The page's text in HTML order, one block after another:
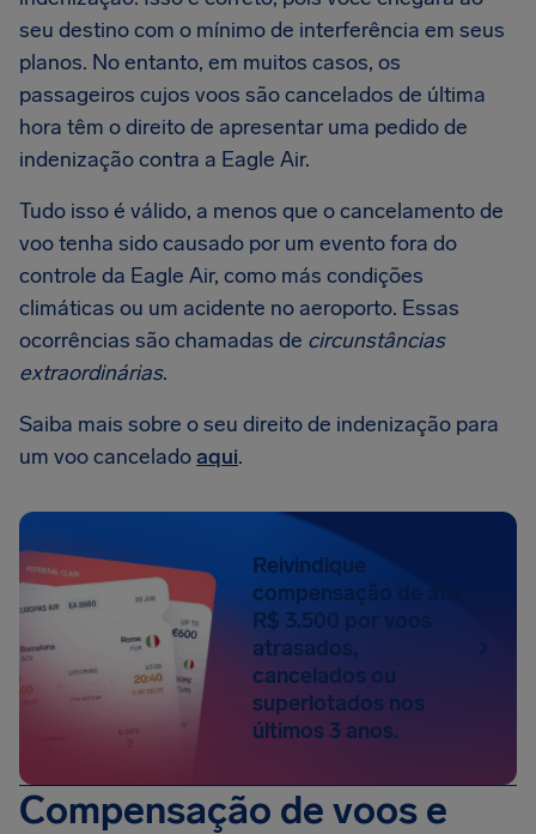
seu destino com o mínimo de interferência em seus
planos. No entanto, em muitos casos, os
passageiros cujos voos são cancelados de última
hora têm o direito de apresentar uma pedido de
indenização contra a Eagle Air.
Tudo isso é válido, a menos que o cancelamento de
voo tenha sido causado por um evento fora do
controle da Eagle Air, como más condições
climáticas ou um acidente no aeroporto. Essas
ocorrências são chamadas de circunstâncias
extraordinárias.
Saiba mais sobre o seu direito de indenização para
um voo canceladoaqui.
Reivindique
compensação de até
R$ 3.500 por voos
atrasados,
cancelados ou
superlotados nos
últimos 3 anos.
Compensação de voos e